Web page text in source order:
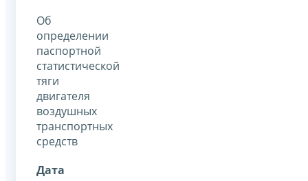
Об
определении
паспортной
статистической
тяги
двигателя
воздушных
транспортных
средств
Дата